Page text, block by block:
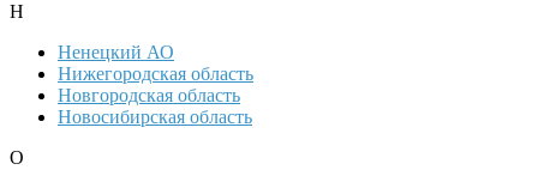
Н
Ненецкий АО
Нижегородская область
Новгородская область
Новосибирская область
О